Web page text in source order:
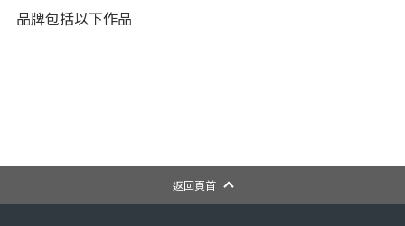
品牌包括以下作品
返回頁首